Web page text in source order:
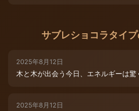
サブレショコラタイ
2025年8月12日
木と木が出会う今日、エネルギーは
2025年8月12日